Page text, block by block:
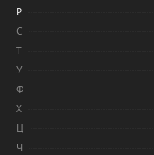
Р
С
Т
У
Ф
Х
Ц
Ч